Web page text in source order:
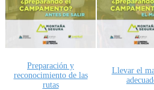
Preparación y
reconocimiento de las
rutas
Llevar el